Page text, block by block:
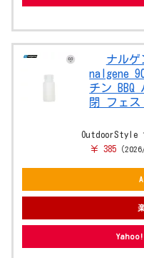
ナルゲ
nalgene
チン BBQ
閉 フェ
OutdoorStyle
￥ 385（
Yahoo!